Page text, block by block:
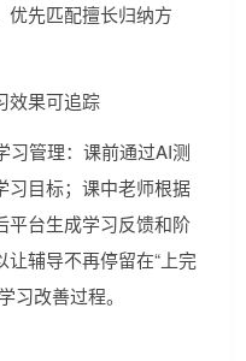
优先匹配擅长归纳方
效果可追踪
习管理：课前通过AI测
习目标；课中老师根据
平台生成学习反馈和阶
辅导不再停留在“上完
习改善过程。